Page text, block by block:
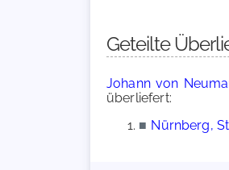
Geteilte
Johann von
überliefert:
■ Nürnberg,